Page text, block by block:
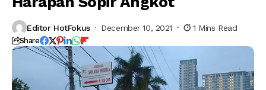
Editor HotFokus December 10, 2021 1 Mins Read
Share